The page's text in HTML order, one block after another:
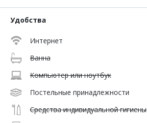
Удобства
Интернет
Ванна
Компьютер или ноутбук
Постельные принадлежности
Средства индивидуальной гигиены